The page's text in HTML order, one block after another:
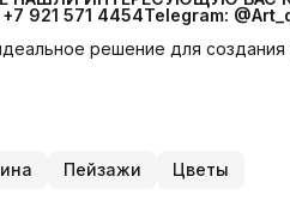
571 4454Telegram:
решение для
Пейзажи Цветы